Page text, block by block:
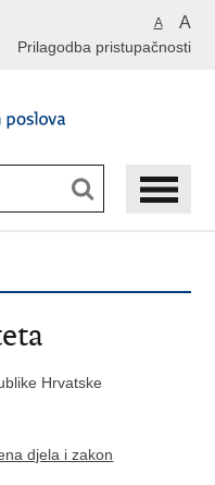
A A
Prilagodba pristupačnosti
Hrvatske
djela i zakon